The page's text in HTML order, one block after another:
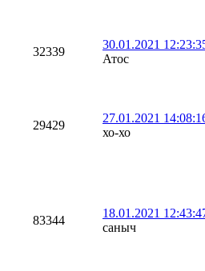
32339
30.01.2021
Атос
29429
27.01.2021
хо-хо
83344
18.01.2021
саныч